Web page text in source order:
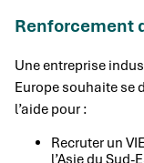
Renforcement
Une entreprise
Europe souhaite se
l’aide pour :
Recruter un